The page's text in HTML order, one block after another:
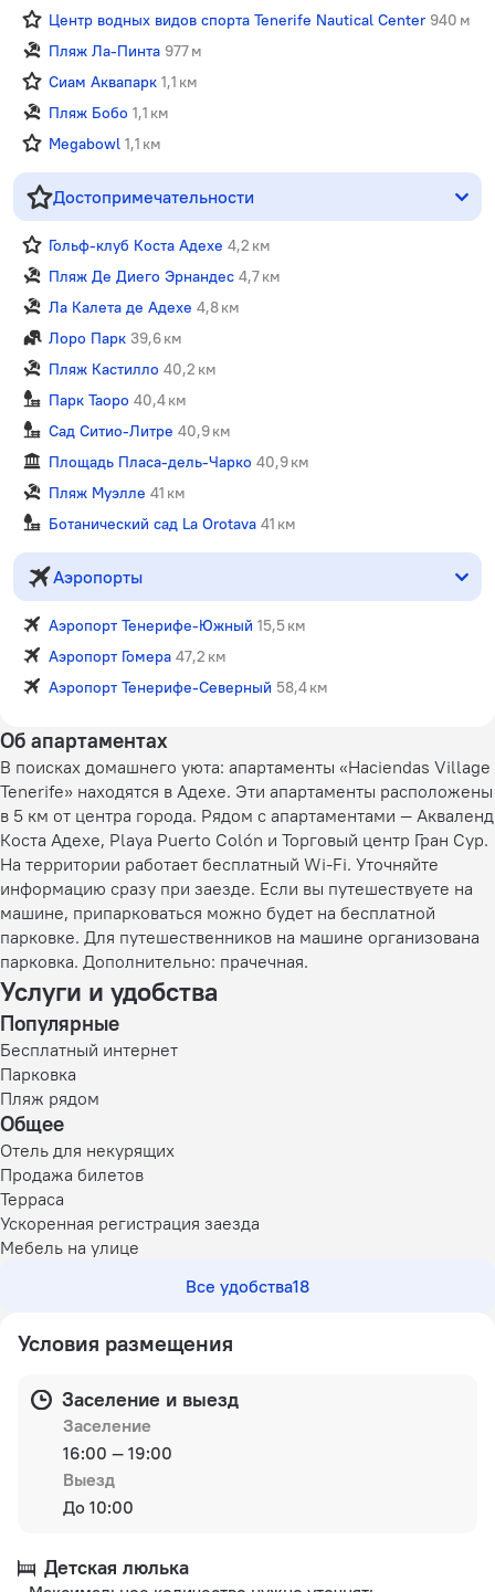
Центр водных видов спорта Tenerife Nautical Center 940 м
Пляж Ла-Пинта 977 м
Сиам Аквапарк 1,1 км
Пляж Бобо 1,1 км
Megabowl 1,1 км
Достопримечательности
Гольф-клуб Коста Адехе 4,2 км
Пляж Де Диего Эрнандес 4,7 км
Ла Калета де Адехе 4,8 км
Лоро Парк 39,6 км
Пляж Кастилло 40,2 км
Парк Таоро 40,4 км
Сад Ситио-Литре 40,9 км
Площадь Пласа-дель-Чарко 40,9 км
Пляж Муэлле 41 км
Ботанический сад La Orotava 41 км
Аэропорты
Аэропорт Тенерифе-Южный 15,5 км
Аэропорт Гомера 47,2 км
Аэропорт Тенерифе-Северный 58,4 км
Об апартаментах
В поисках домашнего уюта: апартаменты «Haciendas Village
Tenerife» находятся в Адехе. Эти апартаменты расположены
в 5 км от центра города. Рядом с апартаментами — Акваленд
Коста Адехе, Playa Puerto Colón и Торговый центр Гран Сур.
На территории работает бесплатный Wi-Fi. Уточняйте
информацию сразу при заезде. Если вы путешествуете на
машине, припарковаться можно будет на бесплатной
парковке. Для путешественников на машине организована
парковка. Дополнительно: прачечная.
Услуги и удобства
Популярные
Бесплатный интернет
Парковка
Пляж рядом
Общее
Отель для некурящих
Продажа билетов
Терраса
Ускоренная регистрация заезда
Мебель на улице
Все удобства18
Условия размещения
Заселение и выезд
Заселение
16:00 — 19:00
Выезд
До 10:00
Детская люлька